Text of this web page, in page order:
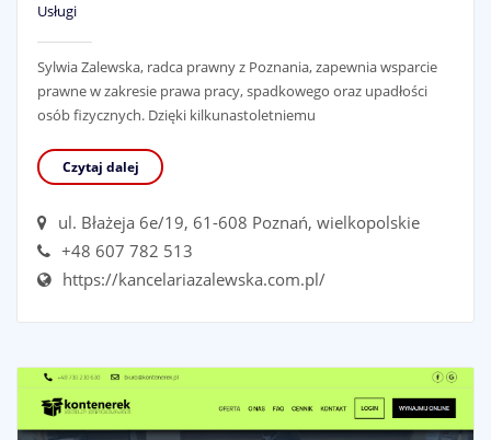
Usługi
Sylwia Zalewska, radca prawny z Poznania, zapewnia wsparcie
prawne w zakresie prawa pracy, spadkowego oraz upadłości
osób fizycznych. Dzięki kilkunastoletniemu
Czytaj dalej
ul. Błażeja 6e/19, 61-608 Poznań, wielkopolskie
+48 607 782 513
https://kancelariazalewska.com.pl/